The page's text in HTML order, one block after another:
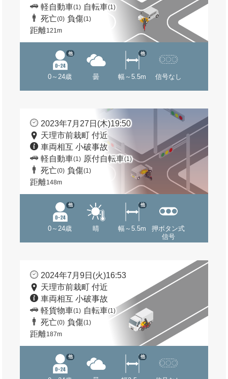
軽自動車(1) 自転車(1)
死亡(0) 負傷(1)
距離121m
0～24歳
他
曇 幅～5.5m
他
信号なし
2023年7月27日(木)19:50
天理市前栽町 付近
車両相互 小破事故
軽自動車(1) 原付自転車(1)
死亡(0) 負傷(1)
距離148m
0～24歳
他
晴 幅～5.5m
他
押ボタン式
信号
2024年7月9日(火)16:53
天理市前栽町 付近
車両相互 小破事故
軽貨物車(1) 自転車(1)
死亡(0) 負傷(1)
距離187m
他 他